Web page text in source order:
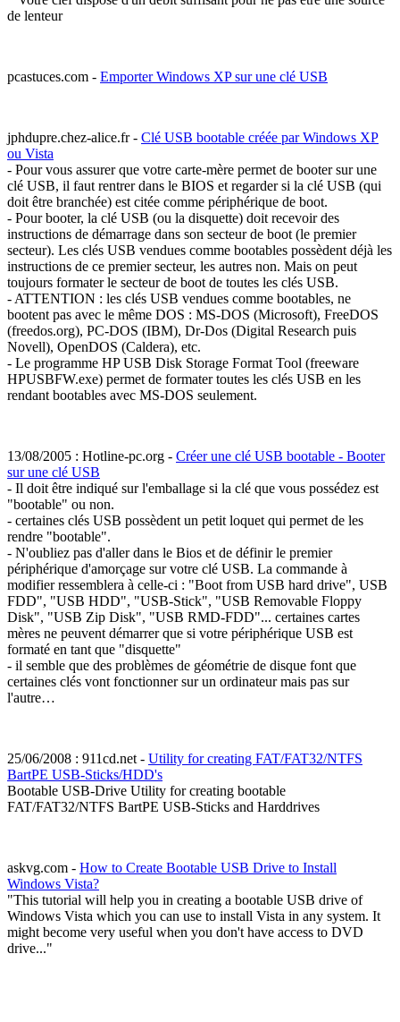
de lenteur
pcastuces.com - Emporter Windows XP sur une clé USB
jphdupre.chez-alice.fr - Clé USB bootable créée par Windows XP
ou Vista
- Pour vous assurer que votre carte-mère permet de booter sur une
clé USB, il faut rentrer dans le BIOS et regarder si la clé USB (qui
doit être branchée) est citée comme périphérique de boot.
- Pour booter, la clé USB (ou la disquette) doit recevoir des
instructions de démarrage dans son secteur de boot (le premier
secteur). Les clés USB vendues comme bootables possèdent déjà les
instructions de ce premier secteur, les autres non. Mais on peut
toujours formater le secteur de boot de toutes les clés USB.
- ATTENTION : les clés USB vendues comme bootables, ne
bootent pas avec le même DOS : MS-DOS (Microsoft), FreeDOS
(freedos.org), PC-DOS (IBM), Dr-Dos (Digital Research puis
Novell), OpenDOS (Caldera), etc.
- Le programme HP USB Disk Storage Format Tool (freeware
HPUSBFW.exe) permet de formater toutes les clés USB en les
rendant bootables avec MS-DOS seulement.
13/08/2005 : Hotline-pc.org - Créer une clé USB bootable - Booter
sur une clé USB
- Il doit être indiqué sur l'emballage si la clé que vous possédez est
"bootable" ou non.
- certaines clés USB possèdent un petit loquet qui permet de les
rendre "bootable".
- N'oubliez pas d'aller dans le Bios et de définir le premier
périphérique d'amorçage sur votre clé USB. La commande à
modifier ressemblera à celle-ci : "Boot from USB hard drive", USB
FDD", "USB HDD", "USB-Stick", "USB Removable Floppy
Disk", "USB Zip Disk", "USB RMD-FDD"... certaines cartes
mères ne peuvent démarrer que si votre périphérique USB est
formaté en tant que "disquette"
- il semble que des problèmes de géométrie de disque font que
certaines clés vont fonctionner sur un ordinateur mais pas sur
l'autre…
25/06/2008 : 911cd.net - Utility for creating FAT/FAT32/NTFS
BartPE USB-Sticks/HDD's
Bootable USB-Drive Utility for creating bootable
FAT/FAT32/NTFS BartPE USB-Sticks and Harddrives
askvg.com - How to Create Bootable USB Drive to Install
Windows Vista?
"This tutorial will help you in creating a bootable USB drive of
Windows Vista which you can use to install Vista in any system. It
might become very useful when you don't have access to DVD
drive..."